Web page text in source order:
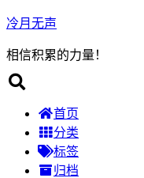
冷月无声
相信积累的力量！
首页
分类
标签
归档